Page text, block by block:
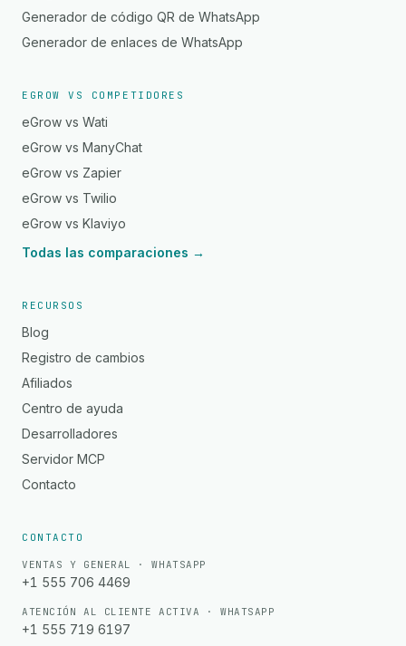
Generador de código QR de WhatsApp
Generador de enlaces de WhatsApp
EGROW VS COMPETIDORES
eGrow vs Wati
eGrow vs ManyChat
eGrow vs Zapier
eGrow vs Twilio
eGrow vs Klaviyo
Todas las comparaciones →
RECURSOS
Blog
Registro de cambios
Afiliados
Centro de ayuda
Desarrolladores
Servidor MCP
Contacto
CONTACTO
VENTAS Y GENERAL · WHATSAPP
+1 555 706 4469
ATENCIÓN AL CLIENTE ACTIVA · WHATSAPP
+1 555 719 6197